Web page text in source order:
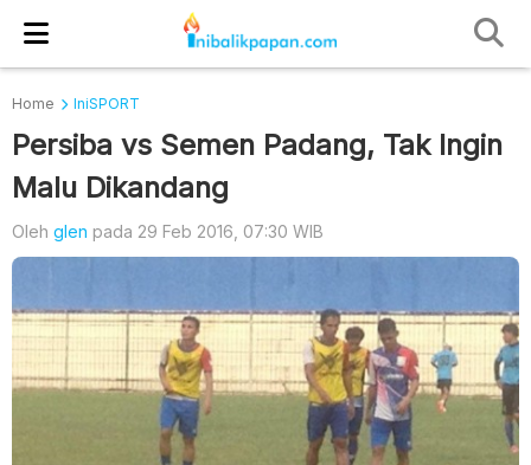
Home IniSPORT
Persiba vs Semen Padang, Tak Ingin
Malu Dikandang
Oleh glen pada 29 Feb 2016, 07:30 WIB